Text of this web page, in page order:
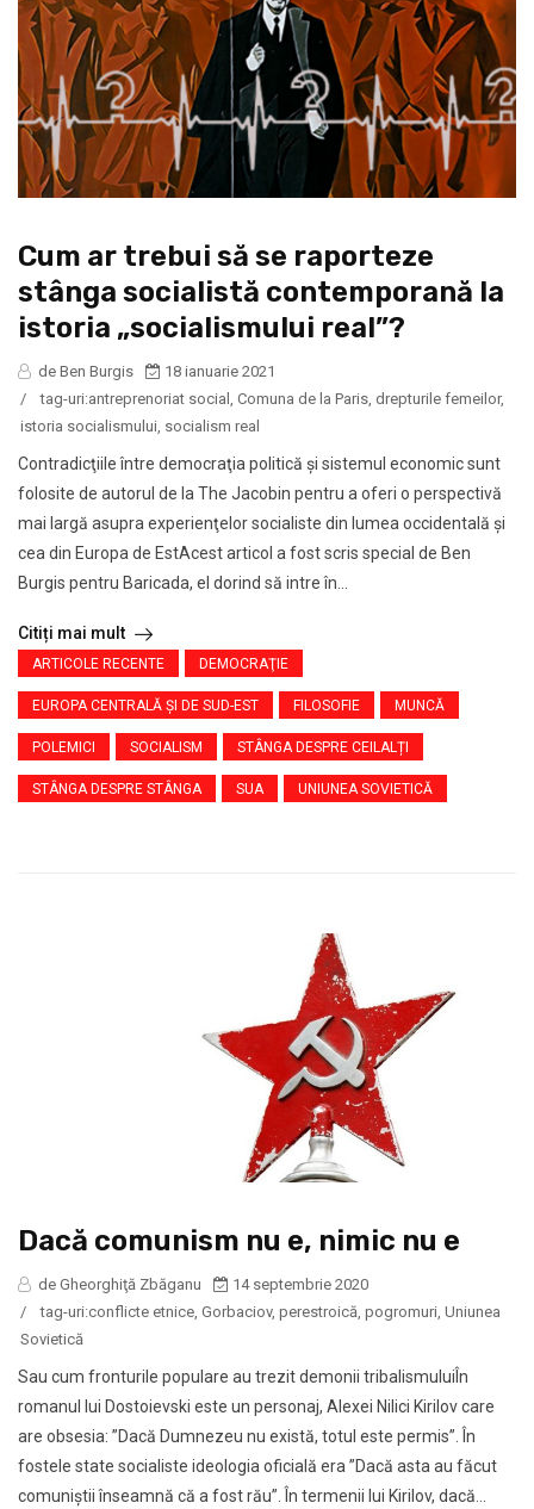
Cum ar trebui să se raporteze
stânga socialistă contemporană la
istoria „socialismului real”?
de Ben Burgis
18 ianuarie 2021
/
tag-uri:antreprenoriat social , Comuna de la Paris, drepturile femeilor,
istoria socialismului, socialism real
Contradicţiile între democraţia politică şi sistemul economic sunt
folosite de autorul de la The Jacobin pentru a oferi o perspectivă
mai largă asupra experienţelor socialiste din lumea occidentală şi
cea din Europa de EstAcest articol a fost scris special de Ben
Burgis pentru Baricada, el dorind să intre în...
Citiți mai mult
ARTICOLE RECENTE DEMOCRAŢIE
EUROPA CENTRALĂ ŞI DE SUD-EST FILOSOFIE MUNCĂ
POLEMICI SOCIALISM STÂNGA DESPRE CEILALȚI
STÂNGA DESPRE STÂNGA SUA UNIUNEA SOVIETICĂ
Dacă comunism nu e, nimic nu e
de Gheorghiţă Zbăganu
14 septembrie 2020
/
tag-uri:conflicte etnice, Gorbaciov, perestroică, pogromuri, Uniunea
Sovietică
Sau cum fronturile populare au trezit demonii tribalismuluiÎn
romanul lui Dostoievski este un personaj, Alexei Nilici Kirilov care
are obsesia: ”Dacă Dumnezeu nu există, totul este permis”. În
fostele state socialiste ideologia oficială era ”Dacă asta au făcut
comuniștii înseamnă că a fost rău”. În termenii lui Kirilov, dacă...